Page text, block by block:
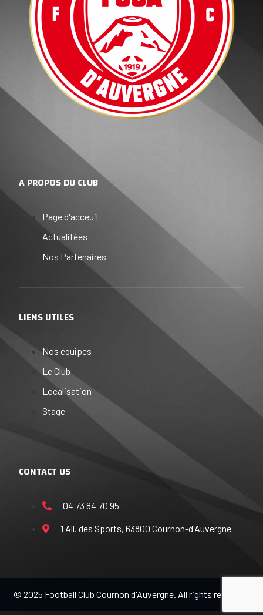
A PROPOS DU CLUB
Page d'acceuil
Actualitées
Nos Partenaires
LIENS UTILES
Nos équipes
Le Club
Localisation
Stage
CONTACT US
04 73 84 70 95
1 All. des Sports, 63800 Cournon-d'Auvergne
© 2025 Football Club Cournon d'Auvergne. All rights reserved.